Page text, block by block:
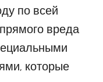
по всей
вреда
которые